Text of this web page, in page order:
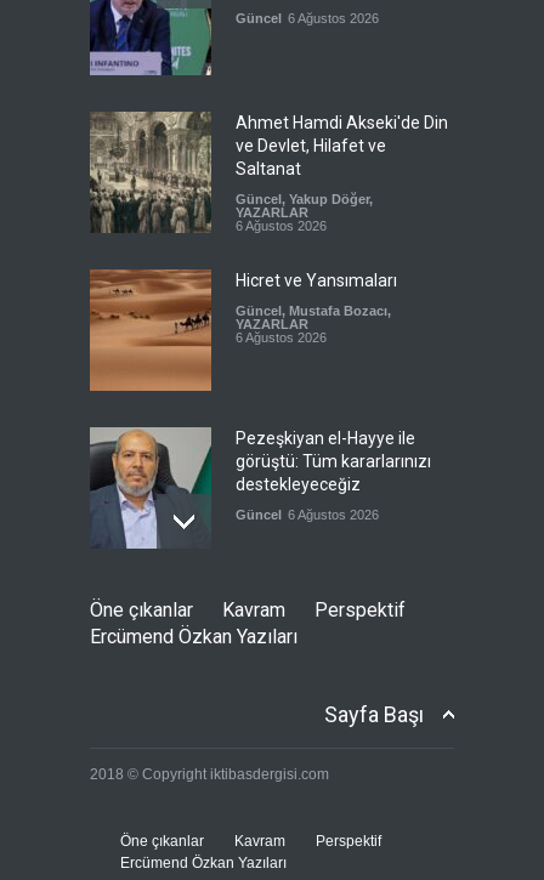
Güncel 6 Ağustos 2026
Ahmet Hamdi Akseki'de Din
ve Devlet, Hilafet ve
Saltanat
Güncel , Yakup Döğer,
YAZARLAR
6 Ağustos 2026
Hicret ve Yansımaları
Güncel , Mustafa Bozacı,
YAZARLAR
6 Ağustos 2026
Pezeşkiyan el-Hayye ile
görüştü: Tüm kararlarınızı
destekleyeceğiz
Güncel 6 Ağustos 2026
İsrail şirketi Volkswagen
fabrikasında silah üretecek
gerçek mühimmatla
Öne çıkanlar Kavram
Perspektif
Ercümend Özkan Yazıları
Sayfa Başı
2018 © Copyright iktibasdergisi.com
Öne çıkanlar Kavram
Perspektif
Ercümend Özkan Yazıları